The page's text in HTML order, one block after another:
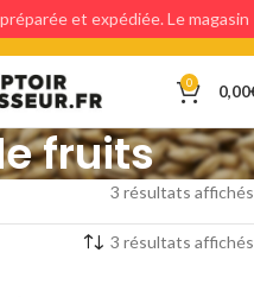
0 0,00
fruits
3 résultats affichés
3 résultats affichés
et expédiée. Le magasin
ne sera possible.